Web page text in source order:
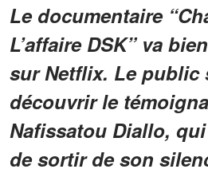
Le documentaire
L’affaire DSK” va
sur Netflix. Le public
découvrir le
Nafissatou Diallo,
de sortir de son